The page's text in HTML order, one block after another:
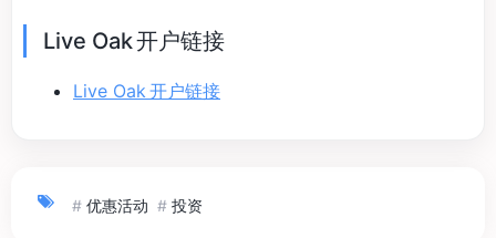
Live Oak 开户链接
Live Oak 开户链接
# 优惠活动 # 投资